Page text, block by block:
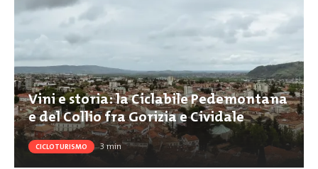
Vini e storia: la Ciclabile Pedemontana
e del Collio fra Gorizia e Cividale
CICLOTURISMO 3 min